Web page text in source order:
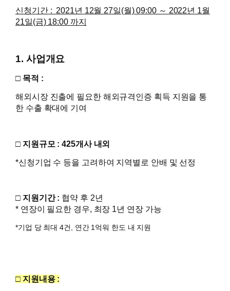
신청기간 : 2021년 12월 27일(월) 09:00 ～ 2022년 1월
21일(금) 18:00 까지
1. 사업개요
□ 목적 :
해외시장 진출에 필요한 해외규격인증 획득 지원을 통
한 수출 확대에 기여
□ 지원규모 : 425개사 내외
*신청기업 수 등을 고려하여 지역별로 안배 및 선정
□ 지원기간 : 협약 후 2년
* 연장이 필요한 경우, 최장 1년 연장 가능
*기업 당 최대 4건, 연간 1억워 한도 내 지원
□ 지원내용 :